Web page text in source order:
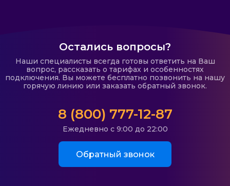
Остались вопросы?
Наши специалисты всегда готовы ответить на Ваш
вопрос, рассказать о тарифах и особенностях
подключения. Вы можете бесплатно позвонить на нашу
горячую линию или заказать обратный звонок.
8 (800) 777-12-87
Ежедневно с 9:00 до 22:00
Обратный звонок